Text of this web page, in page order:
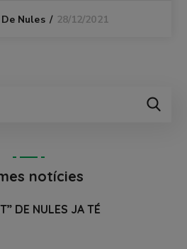
Nules 28/12/2021
notícies
DE NULES JA TÉ